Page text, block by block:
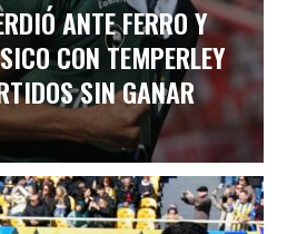
ANTE FERRO Y
CON TEMPERLEY
SIN GANAR